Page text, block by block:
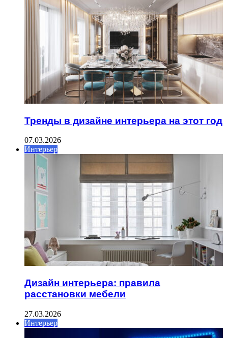
Тренды в дизайне интерьера на этот год
07.03.2026
Интерьер
Дизайн интерьера: правила
расстановки мебели
27.03.2026
Интерьер